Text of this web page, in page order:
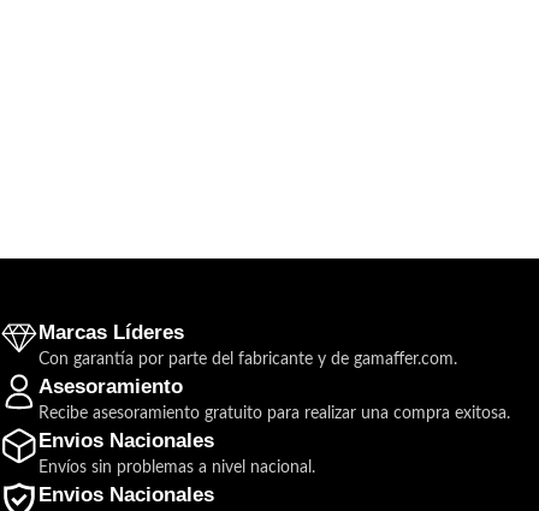
Marcas Líderes
Con garantía por parte del fabricante y de gamaffer.com.
Asesoramiento
Recibe asesoramiento gratuito para realizar una compra exitosa.
Envios Nacionales
Envíos sin problemas a nivel nacional.
Envios Nacionales